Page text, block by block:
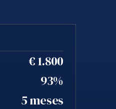
€ 1.800
93%
5 meses